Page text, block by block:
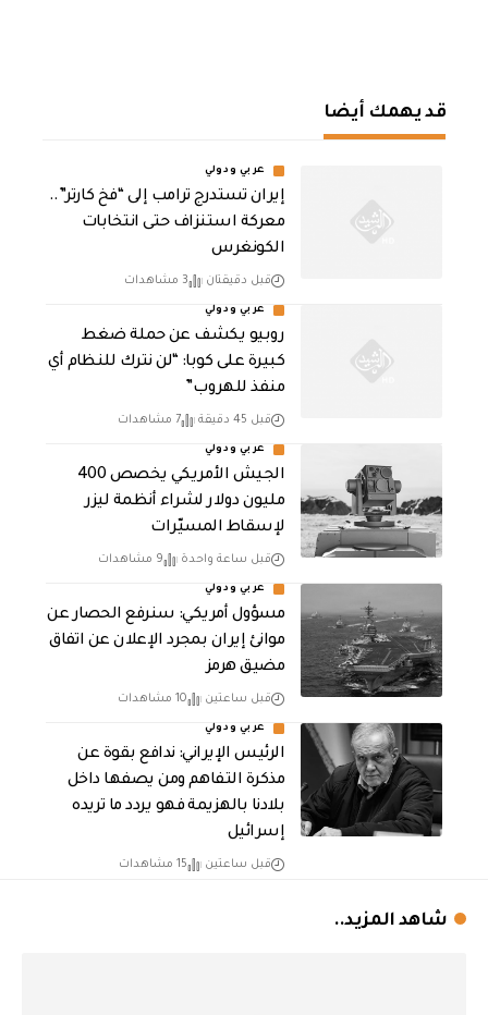
قد يهمك أيضا
عربي ودولي
إيران تستدرج ترامب إلى “فخ كارتر”..
معركة استنزاف حتى انتخابات
الكونغرس
قبل دقيقتان 3 مشاهدات
عربي ودولي
روبيو يكشف عن حملة ضغط
كبيرة على كوبا: “لن نترك للنظام أي
منفذ للهروب”
قبل 45 دقيقة 7 مشاهدات
عربي ودولي
الجيش الأمريكي يخصص 400
مليون دولار لشراء أنظمة ليزر
لإسقاط المسيّرات
قبل ساعة واحدة 9 مشاهدات
عربي ودولي
مسؤول أمريكي: سنرفع الحصار عن
موانئ إيران بمجرد الإعلان عن اتفاق
مضيق هرمز
قبل ساعتين 10 مشاهدات
عربي ودولي
الرئيس الإيراني: ندافع بقوة عن
مذكرة التفاهم ومن يصفها داخل
بلادنا بالهزيمة فهو يردد ما تريده
إسرائيل
قبل ساعتين 15 مشاهدات
شاهد المزيد..